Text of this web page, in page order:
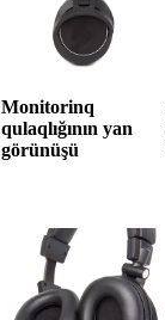
Monitorinq
qulaqlığının yan
görünüşü